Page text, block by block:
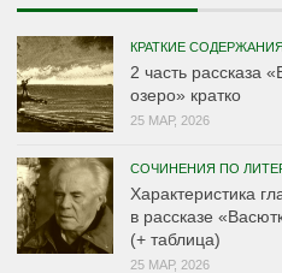
КРАТКИЕ СОДЕРЖАНИЯ
2 часть рассказа
озеро» кратко
25 МАР, 2026
СОЧИНЕНИЯ ПО
Характеристика
в рассказе
(+ таблица)
25 МАР, 2026